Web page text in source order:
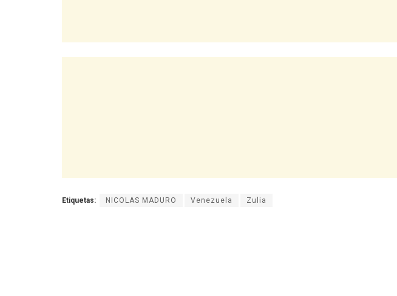
Etiquetas: NICOLAS MADURO Venezuela Zulia